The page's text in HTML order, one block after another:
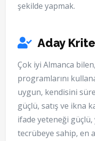
şekilde yapmak.
Aday
Çok iyi Almanca
programlarını
uygun, kendisini
güçlü, satış ve ikna
ifade yeteneği
tecrübeye sahip, en